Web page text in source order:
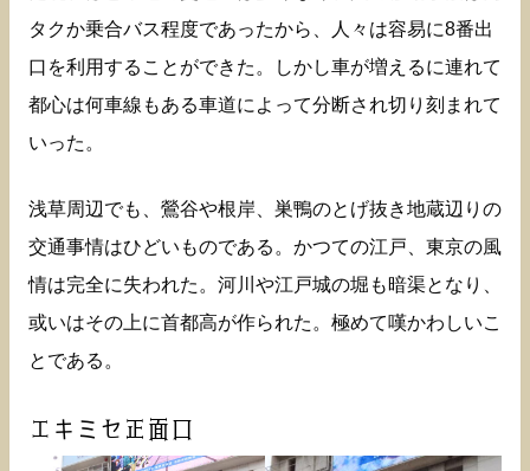
タクか乗合バス程度であったから、人々は容易に8番出
口を利用することができた。しかし車が増えるに連れて
都心は何車線もある車道によって分断され切り刻まれて
いった。
浅草周辺でも、鶯谷や根岸、巣鴨のとげ抜き地蔵辺りの
交通事情はひどいものである。かつての江戸、東京の風
情は完全に失われた。河川や江戸城の堀も暗渠となり、
或いはその上に首都高が作られた。極めて嘆かわしいこ
とである。
エキミセ正面口